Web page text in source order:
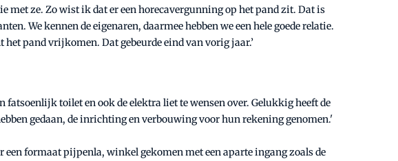
met ze. Zo wist ik dat er een horecavergunning op het pand zit. Dat is
We kennen de eigenaren, daarmee hebben we een hele goede relatie.
het pand vrijkomen. Dat gebeurde eind van vorig jaar.’
toilet en ook de elektra liet te wensen over. Gelukkig heeft de
gedaan, de inrichting en verbouwing voor hun rekening genomen.'
een formaat pijpenla, winkel gekomen met een aparte ingang zoals de